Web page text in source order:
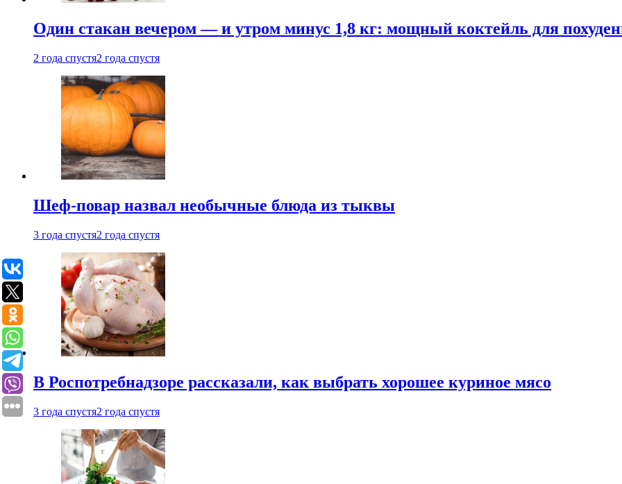
Один стакан вечером — и утром минус 1,8 кг: мощный коктейль для
2 года спустя2 года спустя
Шеф-повар назвал необычные блюда из тыквы
3 года спустя2 года спустя
В Роспотребнадзоре рассказали, как выбрать хорошее куриное мясо
3 года спустя2 года спустя